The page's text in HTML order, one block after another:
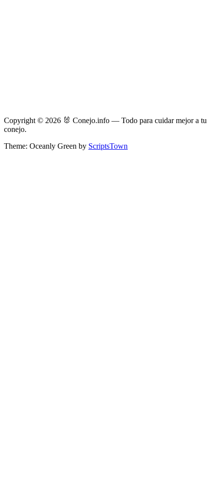
Copyright © 2026 🐰 Conejo.info — Todo para cuidar mejor a tu
conejo.
Theme: Oceanly Green by ScriptsTown